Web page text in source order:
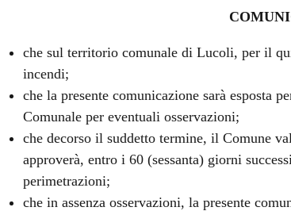
che sul territorio comunale di Lucoli, per il
incendi;
che la presente comunicazione sarà esposta
Comunale per eventuali osservazioni;
che decorso il suddetto termine, il Comune
approverà, entro i 60 (sessanta) giorni
perimetrazioni;
che in assenza osservazioni, la presente